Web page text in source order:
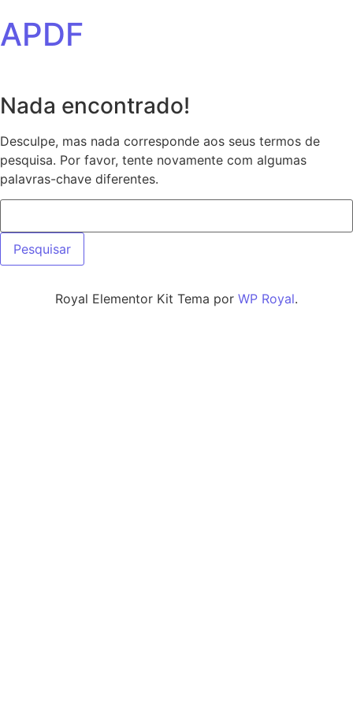
APDF
Nada encontrado!
Desculpe, mas nada corresponde aos seus termos de
pesquisa. Por favor, tente novamente com algumas
palavras-chave diferentes.
Pesquisar por:
Royal Elementor Kit Tema por WP Royal.